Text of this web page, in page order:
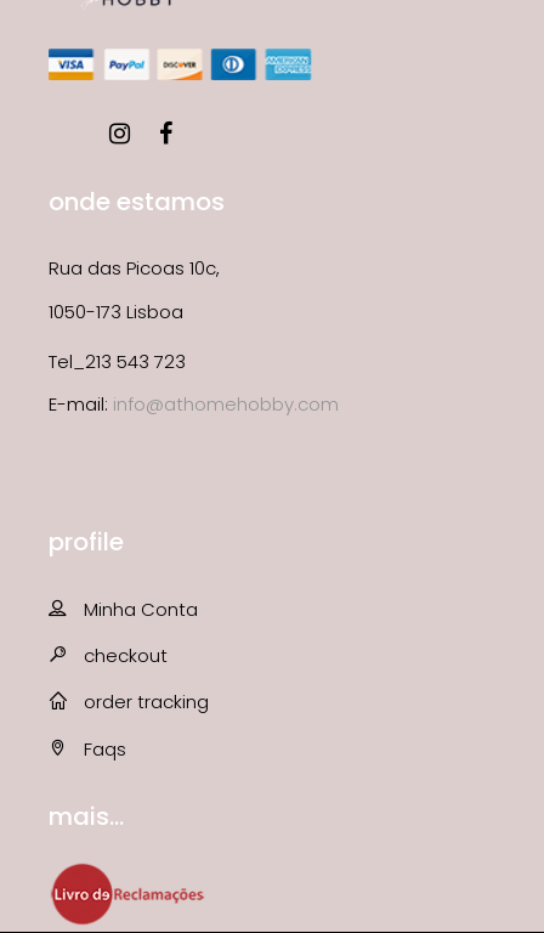
onde estamos
Rua das Picoas 10c,
1050-173 Lisboa
Tel_213 543 723
E-mail: info@athomehobby.com
profile
Minha Conta
checkout
order tracking
Faqs
mais...